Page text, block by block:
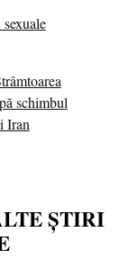
schimbul
Iran
ȘTIRI